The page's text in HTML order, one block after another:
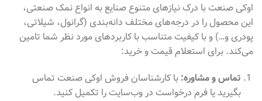
اوکی صنعت با درک نیازهای متنوع صنایع به انواع نمک صنعتی،
این محصول را در درجه‌های مختلف دانه‌بندی (گرانول، شیلاتی،
پودری و…) و با کیفیت متناسب با کاربردهای مورد نظر شما تامین
می‌کند. برای استعلام قیمت و خرید:
تماس و مشاوره: با کارشناسان فروش اوکی صنعت تماس
بگیرید یا فرم درخواست در وب‌سایت را تکمیل کنید.